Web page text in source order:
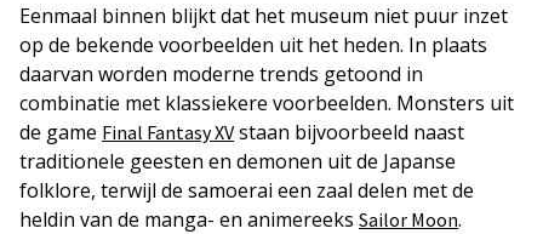
Eenmaal binnen blijkt dat het museum niet puur inzet
op de bekende voorbeelden uit het heden. In plaats
daarvan worden moderne trends getoond in
combinatie met klassiekere voorbeelden. Monsters uit
de game Final Fantasy XV staan bijvoorbeeld naast
traditionele geesten en demonen uit de Japanse
folklore, terwijl de samoerai een zaal delen met de
heldin van de manga- en animereeks Sailor Moon.